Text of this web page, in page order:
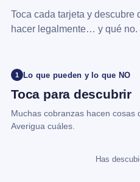
Toca cada tarjeta y descubre
hacer legalmente… y qué no.
1 Lo que pueden y lo que NO
Toca para descubrir
Muchas cobranzas hacen cosas
Averigua cuáles.
Has